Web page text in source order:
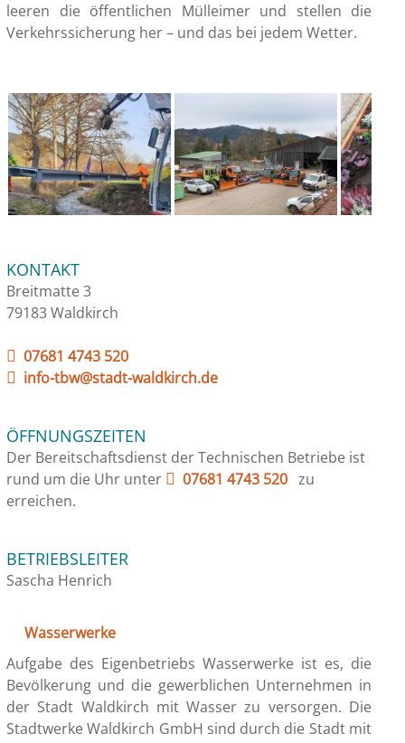
leeren die öffentlichen Mülleimer und stellen die
Verkehrssicherung her – und das bei jedem Wetter.
KONTAKT
Breitmatte 3
79183 Waldkirch
07681 4743 520
info-tbw@stadt-waldkirch.de
ÖFFNUNGSZEITEN
Der Bereitschaftsdienst der Technischen Betriebe ist
rund um die Uhr unter
07681 4743 520 zu
erreichen.
BETRIEBSLEITER
Sascha Henrich
Wasserwerke
Aufgabe des Eigenbetriebs Wasserwerke ist es, die
Bevölkerung und die gewerblichen Unternehmen in
der Stadt Waldkirch mit Wasser zu versorgen. Die
Stadtwerke Waldkirch GmbH sind durch die Stadt mit